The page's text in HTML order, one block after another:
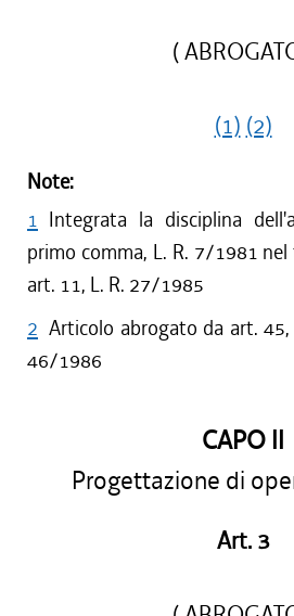
(
(1) (2)
Note:
1 Integrata la disciplina
primo comma, L. R. 7/1981
art. 11, L. R. 27/1985
2 Articolo abrogato da art. 45,
46/1986
CAPO II
Progettazione di
Art. 3